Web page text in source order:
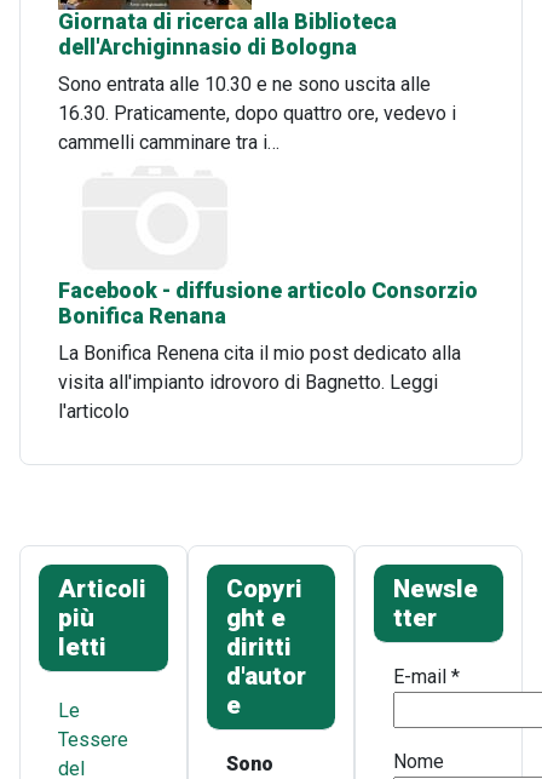
Giornata di ricerca alla Biblioteca
dell'Archiginnasio di Bologna
Sono entrata alle 10.30 e ne sono uscita alle
16.30. Praticamente, dopo quattro ore, vedevo i
cammelli camminare tra i…
Facebook - diffusione articolo Consorzio
Bonifica Renana
La Bonifica Renena cita il mio post dedicato alla
visita all'impianto idrovoro di Bagnetto. Leggi
l'articolo
Articoli
più
letti
Le
Tessere
del
Copyri
ght e
diritti
d'autor
e
Sono
Newsle
tter
E-mail*
Nome